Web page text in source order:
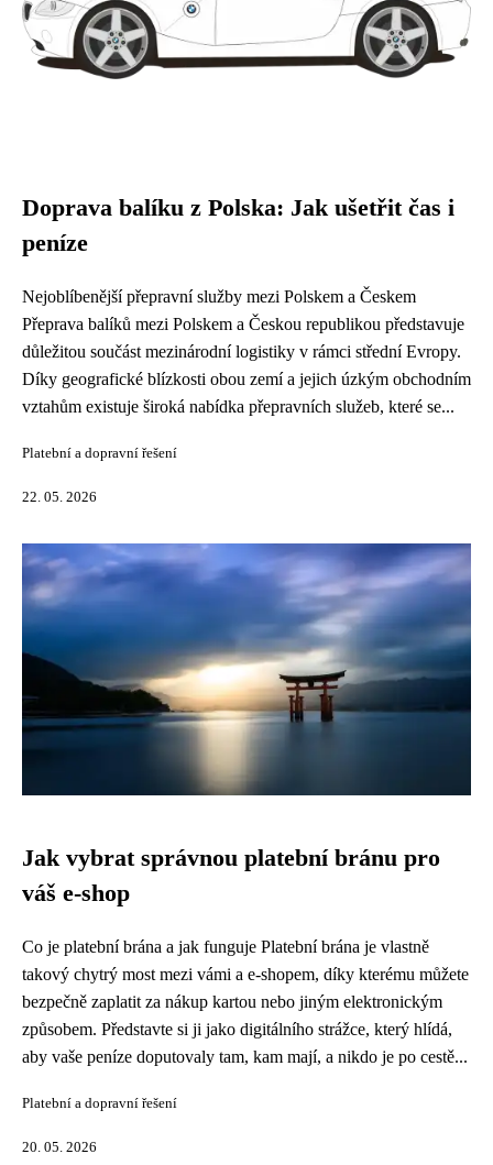
Doprava balíku z Polska: Jak ušetřit čas i
peníze
Nejoblíbenější přepravní služby mezi Polskem a Českem
Přeprava balíků mezi Polskem a Českou republikou představuje
důležitou součást mezinárodní logistiky v rámci střední Evropy.
Díky geografické blízkosti obou zemí a jejich úzkým obchodním
vztahům existuje široká nabídka přepravních služeb, které se...
Platební a dopravní řešení
22. 05. 2026
Jak vybrat správnou platební bránu pro
váš e-shop
Co je platební brána a jak funguje Platební brána je vlastně
takový chytrý most mezi vámi a e-shopem, díky kterému můžete
bezpečně zaplatit za nákup kartou nebo jiným elektronickým
způsobem. Představte si ji jako digitálního strážce, který hlídá,
aby vaše peníze doputovaly tam, kam mají, a nikdo je po cestě...
Platební a dopravní řešení
20. 05. 2026